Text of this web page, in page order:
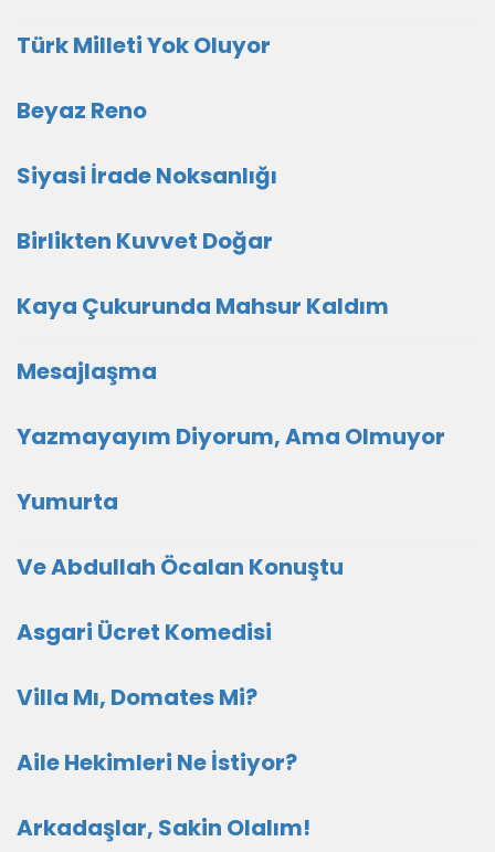
Türk Milleti Yok Oluyor
Beyaz Reno
Siyasi İrade Noksanlığı
Birlikten Kuvvet Doğar
Kaya Çukurunda Mahsur Kaldım
Mesajlaşma
Yazmayayım Diyorum, Ama Olmuyor
Yumurta
Ve Abdullah Öcalan Konuştu
Asgari Ücret Komedisi
Villa Mı, Domates Mi?
Aile Hekimleri Ne İstiyor?
Arkadaşlar, Sakin Olalım!